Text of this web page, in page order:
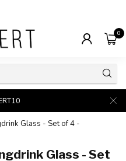
0
Glass - Set of 4 -
Glass - Set